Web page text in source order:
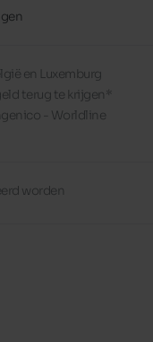
en Luxemburg
terug te krijgen*
- Worldline
worden